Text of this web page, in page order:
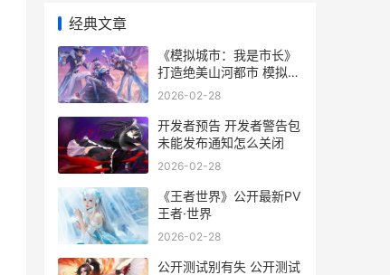
经典文章
《模拟城市：我是市长》
打造绝美山河都市 模拟城
市我是巿长破解版无限绿
2026-02-28
开发者预告 开发者警告包
未能发布通知怎么关闭
2026-02-28
《王者世界》公开最新PV
王者·世界
2026-02-28
公开测试别有失 公开测试